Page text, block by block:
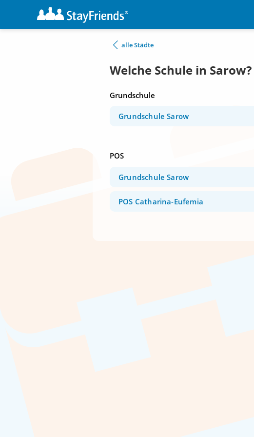
alle Städte
Welche Schule in Sarow?
Grundschule
Grundschule Sarow
POS
Grundschule Sarow
POS Catharina-Eufemia